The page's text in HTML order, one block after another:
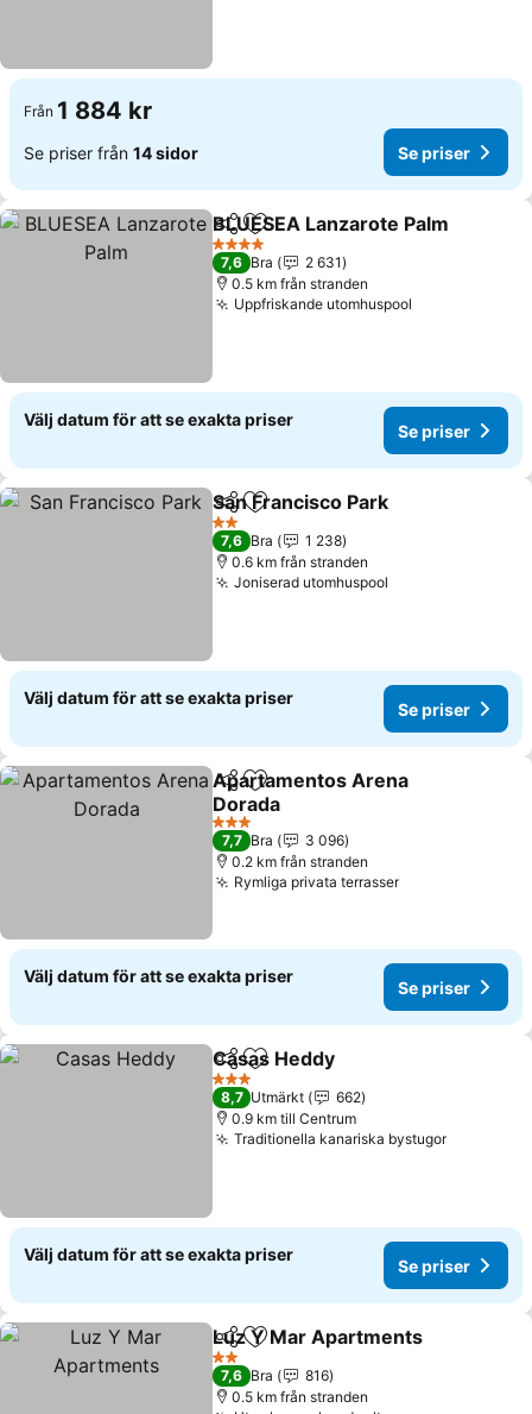
Från 1 884 kr
Se priser från 14 sidor Se priser
Dela Lägg till i Mina Favoriter
BLUESEA Lanzarote Palm
4 Stjärnor
7,6 Bra
2 631
0.5 km från stranden
Uppfriskande utomhuspool
Välj datum för att se exakta priser
Se priser
Dela Lägg till i Mina Favoriter
San Francisco Park
2 Stjärnor
7,6 Bra
1 238
0.6 km från stranden
Joniserad utomhuspool
Välj datum för att se exakta priser
Se priser
Dela Lägg till i Mina Favoriter
Apartamentos Arena
Dorada
Se priser
3 Stjärnor
7,7 Bra
3 096
0.2 km från stranden
Rymliga privata terrasserSe priser
Välj datum för att se exakta priser
Se priser
Dela Lägg till i Mina Favoriter
Casas Heddy
3 Stjärnor
8,7 Utmärkt
662
0.9 km till Centrum
Traditionella kanariska bystugorSe priser
Välj datum för att se exakta priser
Se priser
Dela Lägg till i Mina Favoriter
Luz Y Mar Apartments
2 Stjärnor
7,6 Bra
816
0.5 km från stranden